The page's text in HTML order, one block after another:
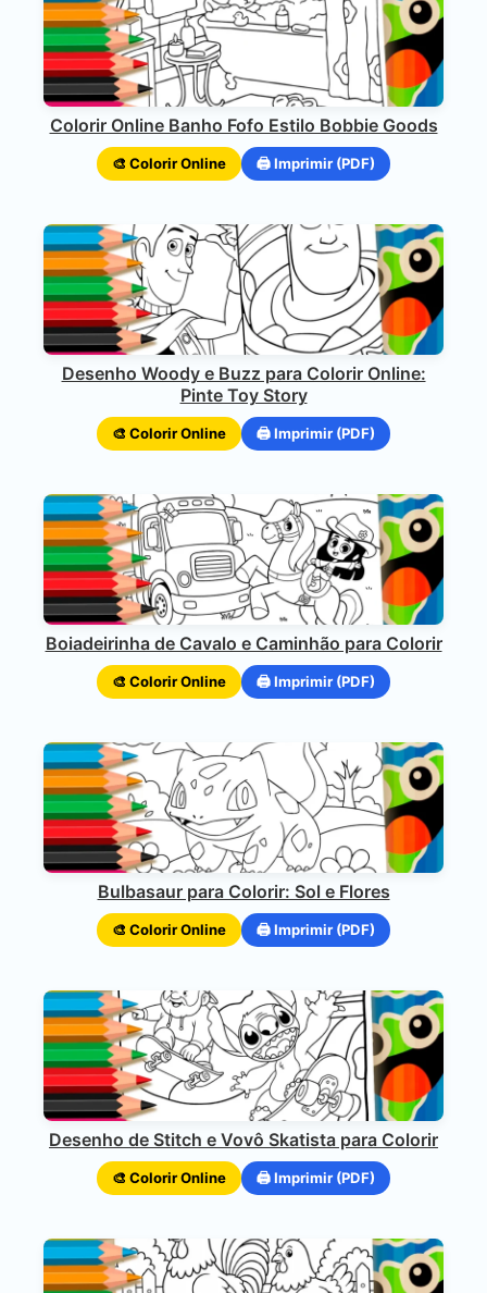
Colorir Online Banho Fofo Estilo Bobbie Goods
🎨 Colorir Online 🖨️ Imprimir (PDF)
Desenho Woody e Buzz para Colorir Online:
Pinte Toy Story
🎨 Colorir Online 🖨️ Imprimir (PDF)
Boiadeirinha de Cavalo e Caminhão para Colorir
🎨 Colorir Online 🖨️ Imprimir (PDF)
Bulbasaur para Colorir: Sol e Flores
🎨 Colorir Online 🖨️ Imprimir (PDF)
Desenho de Stitch e Vovô Skatista para Colorir
🎨 Colorir Online 🖨️ Imprimir (PDF)